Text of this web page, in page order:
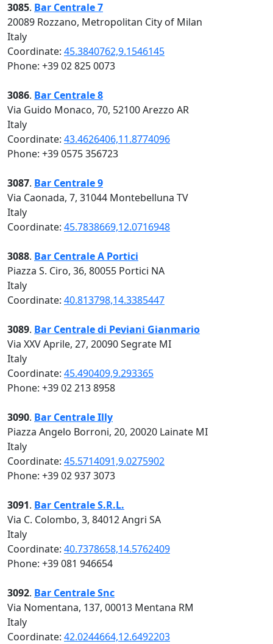
3085. Bar Centrale 7
20089 Rozzano, Metropolitan City of Milan
Italy
Coordinate: 45.3840762,9.1546145
Phone: +39 02 825 0073
3086. Bar Centrale 8
Via Guido Monaco, 70, 52100 Arezzo AR
Italy
Coordinate: 43.4626406,11.8774096
Phone: +39 0575 356723
3087. Bar Centrale 9
Via Caonada, 7, 31044 Montebelluna TV
Italy
Coordinate: 45.7838669,12.0716948
3088. Bar Centrale A Portici
Piazza S. Ciro, 36, 80055 Portici NA
Italy
Coordinate: 40.813798,14.3385447
3089. Bar Centrale di Peviani Gianmario
Via XXV Aprile, 27, 20090 Segrate MI
Italy
Coordinate: 45.490409,9.293365
Phone: +39 02 213 8958
3090. Bar Centrale Illy
Piazza Angelo Borroni, 20, 20020 Lainate MI
Italy
Coordinate: 45.5714091,9.0275902
Phone: +39 02 937 3073
3091. Bar Centrale S.R.L.
Via C. Colombo, 3, 84012 Angri SA
Italy
Coordinate: 40.7378658,14.5762409
Phone: +39 081 946654
3092. Bar Centrale Snc
Via Nomentana, 137, 00013 Mentana RM
Italy
Coordinate: 42.0244664,12.6492203